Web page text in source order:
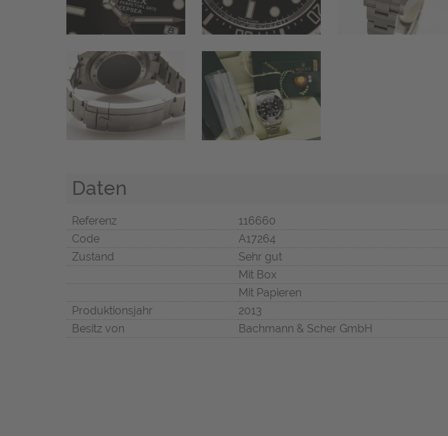
Daten
Referenz
116660
Code
A17264
Zustand
Sehr gut
Mit Box
Mit Papieren
Produktionsjahr
2013
Besitz von
Bachmann & Scher GmbH